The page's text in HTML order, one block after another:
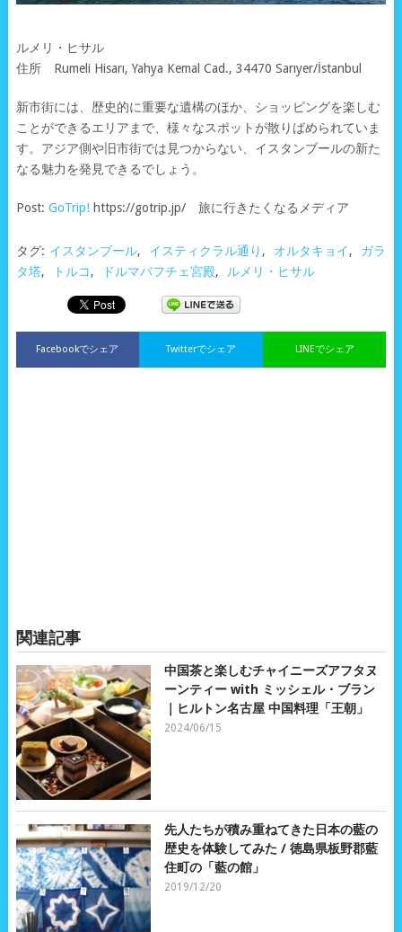
ルメリ・ヒサル
住所 Rumeli Hisarı, Yahya Kemal Cad., 34470 Sarıyer/İstanbul
新市街には、歴史的に重要な遺構のほか、ショッピングを楽しむ
ことができるエリアまで、様々なスポットが散りばめられていま
す。アジア側や旧市街では見つからない、イスタンブールの新た
なる魅力を発見できるでしょう。
Post: GoTrip!https://gotrip.jp/ 旅に行きたくなるメディア
タグ: イスタンブール, イスティクラル通り , オルタキョイ,
ガラ
タ塔, トルコ, ドルマバフチェ宮殿, ルメリ・ヒサル
Facebookでシェア LINEでシェア
Twitterでシェア
関連記事
中国茶と楽しむチャイニーズアフタヌ
ーンティー with ミッシェル・ブラン
｜ヒルトン名古屋 中国料理「王朝」
2024/06/15
先人たちが積み重ねてきた日本の藍の
歴史を体験してみた / 徳島県板野郡藍
住町の「藍の館」
2019/12/20